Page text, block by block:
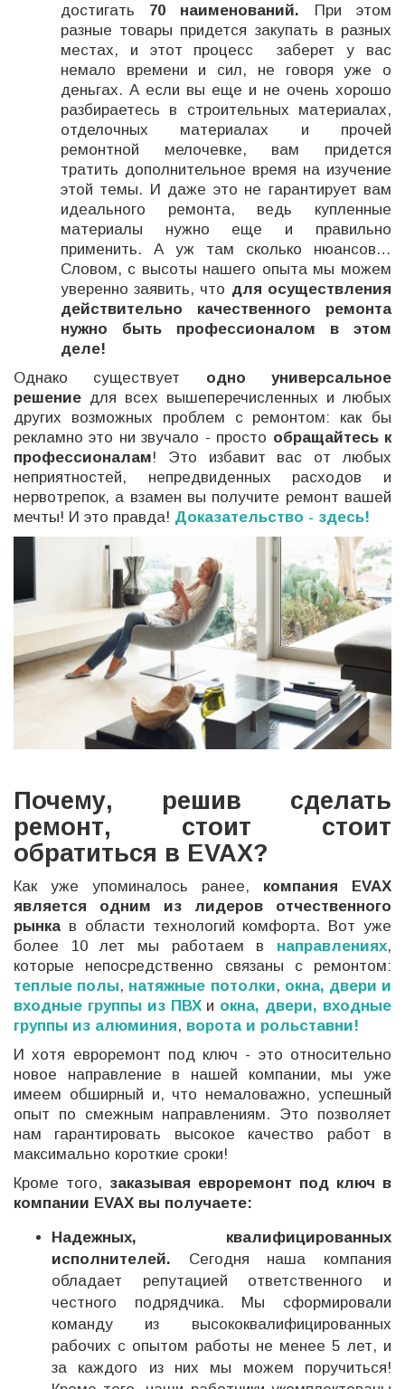
достигать 70 наименований. При этом
разные товары придется закупать в разных
местах, и этот процесс заберет у вас
немало времени и сил, не говоря уже о
деньгах. А если вы еще и не очень хорошо
разбираетесь в строительных материалах,
отделочных материалах и прочей
ремонтной мелочевке, вам придется
тратить дополнительное время на изучение
этой темы. И даже это не гарантирует вам
идеального ремонта, ведь купленные
материалы нужно еще и правильно
применить. А уж там сколько нюансов…
Словом, с высоты нашего опыта мы можем
уверенно заявить, что для осуществления
действительно качественного ремонта
нужно быть профессионалом в этом
деле!
Однако существует одно универсальное
решение для всех вышеперечисленных и любых
других возможных проблем с ремонтом: как бы
рекламно это ни звучало - просто обращайтесь к
профессионалам! Это избавит вас от любых
неприятностей, непредвиденных расходов и
нервотрепок, а взамен вы получите ремонт вашей
мечты! И это правда! Доказательство - здесь!
Почему, решив сделать
ремонт, стоит стоит
обратиться в EVAX?
Как уже упоминалось ранее, компания EVAX
является одним из лидеров отчественного
рынкав области технологий комфорта. Вот уже
более 10 лет мы работаем в направлениях,
которые непосредственно связаны с ремонтом:
теплые полы, натяжные потолки, окна, двери и
входные группы из ПВХи окна, двери, входные
группы из алюминия, ворота и рольставни!
И хотя евроремонт под ключ - это относительно
новое направление в нашей компании, мы уже
имеем обширный и, что немаловажно, успешный
опыт по смежным направлениям. Это позволяет
нам гарантировать высокое качество работ в
максимально короткие сроки!
Кроме того, заказывая евроремонт под ключ в
компании EVAX вы получаете:
Надежных, квалифицированных
исполнителей. Сегодня наша компания
обладает репутацией ответственного и
честного подрядчика. Мы сформировали
команду из высококвалифицированных
рабочих с опытом работы не менее 5 лет, и
за каждого из них мы можем поручиться!